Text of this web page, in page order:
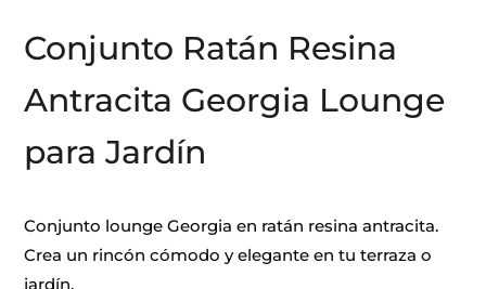
Conjunto Ratán Resina
Antracita Georgia Lounge
para Jardín
Conjunto lounge Georgia en ratán resina antracita.
Crea un rincón cómodo y elegante en tu terraza o
jardín.